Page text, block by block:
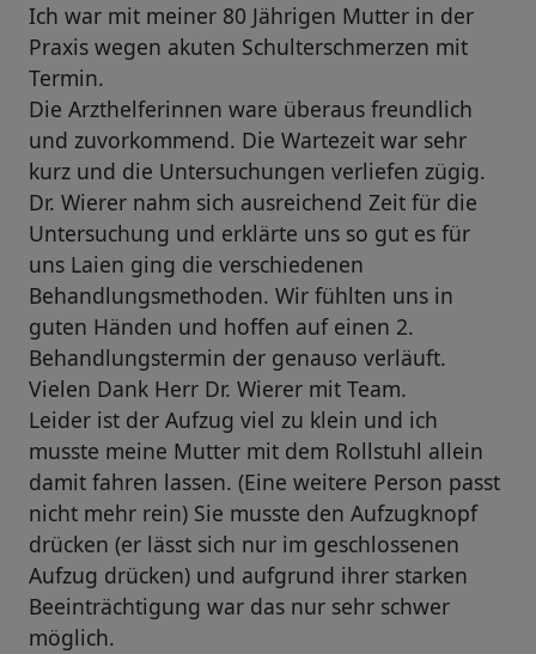
Ich war mit meiner 80 Jährigen Mutter in der
Praxis wegen akuten Schulterschmerzen mit
Termin.
Die Arzthelferinnen ware überaus freundlich
und zuvorkommend. Die Wartezeit war sehr
kurz und die Untersuchungen verliefen zügig.
Dr. Wierer nahm sich ausreichend Zeit für die
Untersuchung und erklärte uns so gut es für
uns Laien ging die verschiedenen
Behandlungsmethoden. Wir fühlten uns in
guten Händen und hoffen auf einen 2.
Behandlungstermin der genauso verläuft.
Vielen Dank Herr Dr. Wierer mit Team.
Leider ist der Aufzug viel zu klein und ich
musste meine Mutter mit dem Rollstuhl allein
damit fahren lassen. (Eine weitere Person passt
nicht mehr rein) Sie musste den Aufzugknopf
drücken (er lässt sich nur im geschlossenen
Aufzug drücken) und aufgrund ihrer starken
Beeinträchtigung war das nur sehr schwer
möglich.